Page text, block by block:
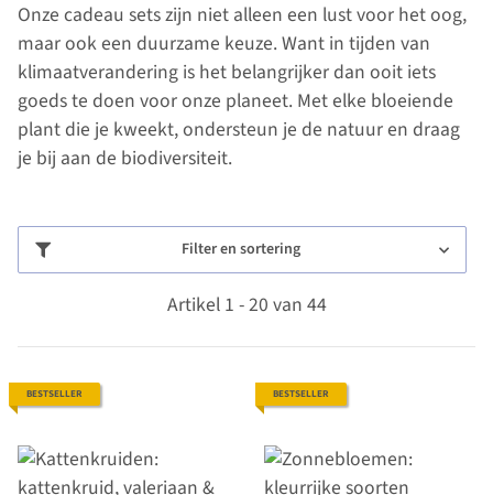
Onze cadeau sets zijn niet alleen een lust voor het oog,
maar ook een duurzame keuze. Want in tijden van
klimaatverandering is het belangrijker dan ooit iets
goeds te doen voor onze planeet. Met elke bloeiende
plant die je kweekt, ondersteun je de natuur en draag
je bij aan de biodiversiteit.
Filter en sortering
Artikel 1 - 20 van 44
BESTSELLER BESTSELLER